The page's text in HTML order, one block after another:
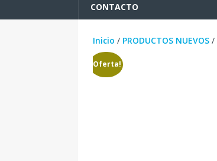
CONTACTO
Inicio / PRODUCTOS NUEVOS /
¡Oferta!